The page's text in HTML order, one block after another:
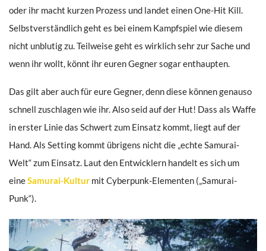
oder ihr macht kurzen Prozess und landet einen One-Hit Kill.
Selbstverständlich geht es bei einem Kampfspiel wie diesem
nicht unblutig zu. Teilweise geht es wirklich sehr zur Sache und
wenn ihr wollt, könnt ihr euren Gegner sogar enthaupten.
Das gilt aber auch für eure Gegner, denn diese können genauso
schnell zuschlagen wie ihr. Also seid auf der Hut! Dass als Waffe
in erster Linie das Schwert zum Einsatz kommt, liegt auf der
Hand. Als Setting kommt übrigens nicht die „echte Samurai-
Welt“ zum Einsatz. Laut den Entwicklern handelt es sich um
eineSamurai-Kultur mit Cyberpunk-Elementen („Samurai-
Punk“).